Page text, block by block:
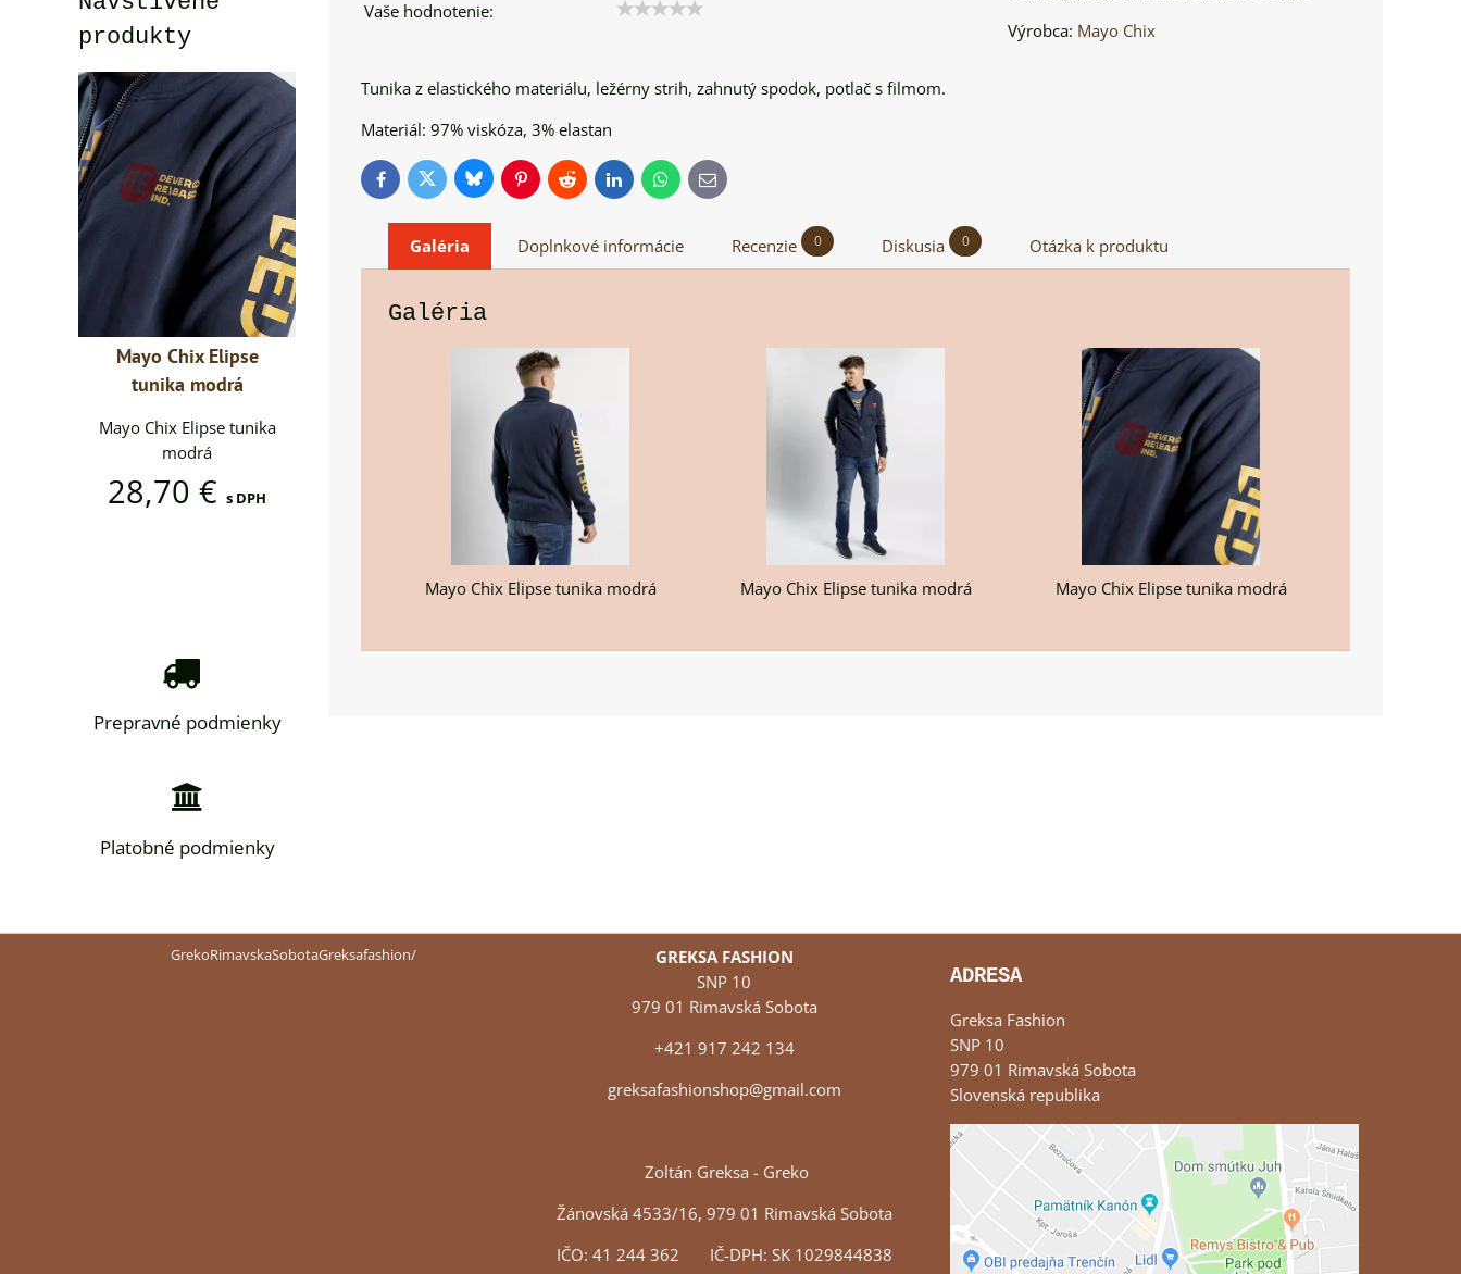
Vaše hodnotenie:
Výrobca: Mayo Chix
Tunika z elastického materiálu, ležérny strih, zahnutý spodok, potlač s filmom.
Materiál: 97% viskóza, 3% elastan
FacebookTwitterBlueskyPinterestReddit LinkedInWhatsApp
E-
mail
Galéria Doplnkové informácie Recenzie 0 Diskusia 0 Otázka k produktu
Galéria
Mayo Chix Elipse tunika modrá Mayo Chix Elipse tunika modrá Mayo Chix Elipse tunika modrá
produkty
Mayo Chix Elipse
tunika modrá
Mayo Chix Elipse tunika
modrá
28,70 € s DPH
Mayo Chix Elipse
Mayo Chix Elipse tunika
s DPH
Prepravné podmienky
Platobné podmienky
GrekoRimavskaSobotaGreksafashion/
GREKSA FASHION
SNP 10
979 01 Rimavská Sobota
+421 917 242 134
greksafashionshop@gmail.com
Zoltán Greksa - Greko
Žánovská 4533/16, 979 01 Rimavská Sobota
IČO: 41 244 362 IČ-DPH: SK 1029844838
ADRESA
Greksa Fashion
SNP 10
979 01 Rimavská Sobota
Slovenská republika
Externý obsah je blokovaný Voľbami
súkromia
Prajete si načítať externý obsah?